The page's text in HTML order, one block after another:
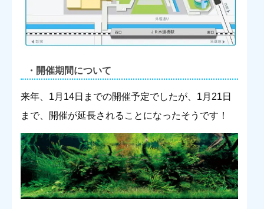
・開催期間について
来年、1月14日までの開催予定でしたが、1月21日
まで、開催が延長されることになったそうです！